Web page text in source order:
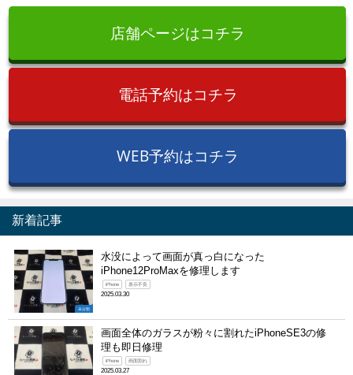
店舗ページはコチラ
電話予約はコチラ
WEB予約はコチラ
新着記事
未分類
水没によって画面が真っ白になった
iPhone12ProMaxを修理します
iPhone 表示不良
2025.03.30
画面全体のガラスが粉々に割れたiPhoneSE3の修
理も即日修理
iPhone 画面割れ
2025.03.27